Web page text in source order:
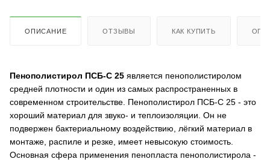
ОПИСАНИЕ ОТЗЫВЫ КАК КУПИТЬ
Пенополистирол ПСБ-С 25 является пенополистиролом
средней плотности и один из самых распространенных в
современном строительстве. Пенополистирол ПСБ-С 25 - это
хороший материал для звуко- и теплоизоляции. Он не
подвержен бактериальному воздействию, лёгкий материал в
монтаже, распиле и резке, имеет невысокую стоимость.
Основная сфера применения пенопласта пенополистирола -